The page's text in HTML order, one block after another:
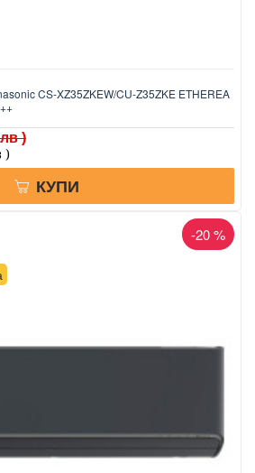
CS-XZ35ZKEW/CU-Z35ZKE ETHEREA
)
)
КУПИ
-20 %